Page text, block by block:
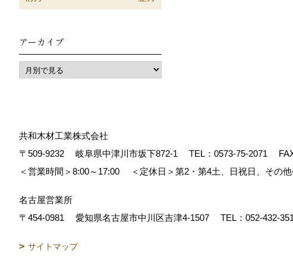
アーカイブ
共和木材工業株式会社
〒509-9232
岐阜県中津川市坂下872‐1 TEL： 0573-75-2071
＜営業時間＞8:00～17:00
＜定休日＞第2・第4土、日祝日、その
名古屋営業所
〒454-0981
愛知県名古屋市中川区吉津4-1507 TEL： 052-432-
サイトマップ